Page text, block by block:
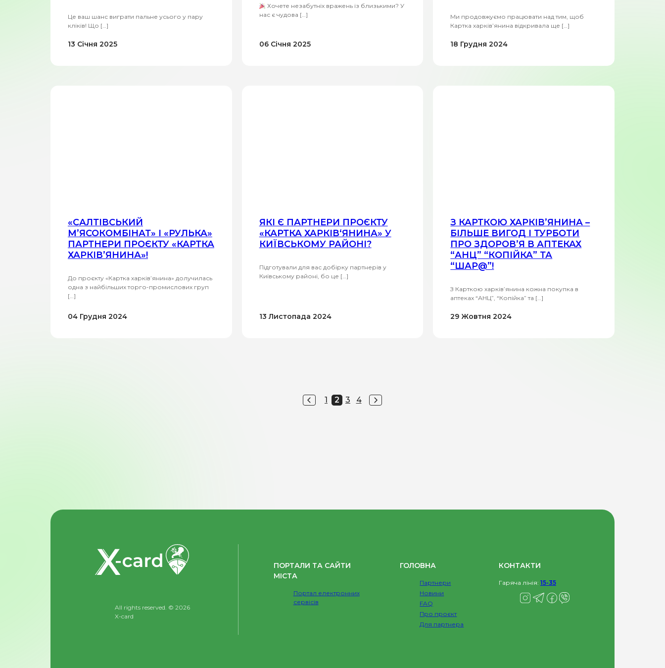
Це ваш шанс виграти пальне усього у пару
кліків! Що […]
13 Січня 2025
Хочете незабутніх вражень із близькими? У
нас є чудова […]
06 Січня 2025
Ми продовжуємо працювати над тим, щоб
Картка харків’янина відкривала ще […]
18 Грудня 2024
«САЛТІВСЬКИЙ
М’ЯСОКОМБІНАТ» І «РУЛЬКА»
ПАРТНЕРИ ПРОЄКТУ «КАРТКА
ХАРКІВ’ЯНИНА»!
До проєкту «Картка харків’янина» долучилась
одна з найбільших торго-промислових груп
[…]
04 Грудня 2024
ЯКІ Є ПАРТНЕРИ ПРОЄКТУ
«КАРТКА ХАРКІВ‘ЯНИНА» У
КИЇВСЬКОМУ РАЙОНІ?
Підготували для вас добірку партнерів у
Київському районі, бо це […]
13 Листопада 2024
З КАРТКОЮ ХАРКІВ’ЯНИНА –
БІЛЬШЕ ВИГОД І ТУРБОТИ
ПРО ЗДОРОВ’Я В АПТЕКАХ
“АНЦ” “КОПІЙКА” ТА
“ШАР@”!
З Карткою харків’янина кожна покупка в
аптеках “АНЦ”, “Копійка” та […]
29 Жовтня 2024
1 2 3 4
All rights reserved. © 2026
X-card
ПОРТАЛИ ТА САЙТИ
МІСТА
Портал електронних
сервісів
ГОЛОВНА
Партнери
Новини
FAQ
Про проєкт
Для партнера
КОНТАКТИ
Гаряча лінія: 15-35